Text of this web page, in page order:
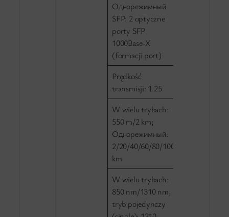
Однорежимный
SFP: 2 optyczne
porty SFP
1000Base-X
(formacji port)
Prędkość
transmisji: 1.25
W wielu trybach:
550 m/2 km;
Однорежимный:
2/20/40/60/80/100
km
W wielu trybach:
850 nm/1310 nm,
tryb pojedynczy